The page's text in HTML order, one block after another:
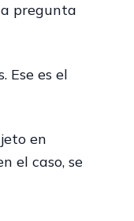
pregunta
Ese es el
en
el caso, se